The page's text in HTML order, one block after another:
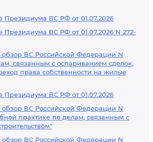
Президиума ВС РФ от 01.07.2026
Президиума ВС РФ от 01.07.2026 N 272-
обзор ВС Российской Федерации N
связанным с оспариванием сделок,
права собственности на жилые
Президиума ВС РФ от 01.07.2026
обзор ВС Российской Федерации N
практике по делам, связанным с
обзор ВС Российской Федерации N